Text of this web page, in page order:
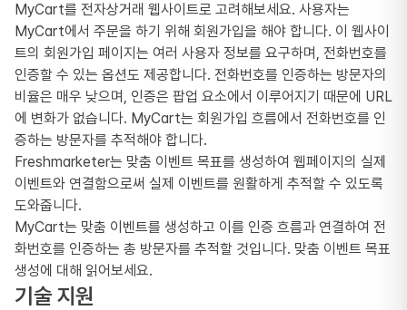
MyCart를 전자상거래 웹사이트로 고려해보세요. 사용자는
MyCart에서 주문을 하기 위해 회원가입을 해야 합니다. 이 웹사이
트의 회원가입 페이지는 여러 사용자 정보를 요구하며, 전화번호를
인증할 수 있는 옵션도 제공합니다. 전화번호를 인증하는 방문자의
비율은 매우 낮으며, 인증은 팝업 요소에서 이루어지기 때문에 URL
에 변화가 없습니다. MyCart는 회원가입 흐름에서 전화번호를 인
증하는 방문자를 추적해야 합니다.
Freshmarketer는 맞춤 이벤트 목표를 생성하여 웹페이지의 실제
이벤트와 연결함으로써 실제 이벤트를 원활하게 추적할 수 있도록
도와줍니다.
MyCart는 맞춤 이벤트를 생성하고 이를 인증 흐름과 연결하여 전
화번호를 인증하는 총 방문자를 추적할 것입니다. 맞춤 이벤트 목표
생성에 대해 읽어보세요.
기술 지원